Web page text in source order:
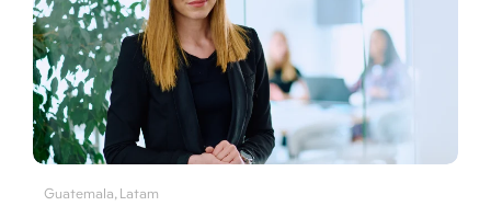
Guatemala, Latam